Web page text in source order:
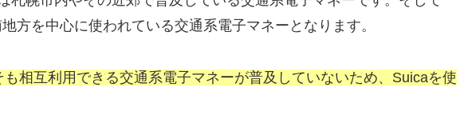
方を中心に使われている交通系電子マネーとなります。
相互利用できる交通系電子マネーが普及していないため、Suicaを使